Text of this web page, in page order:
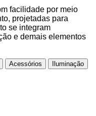
facilidade por meio
projetadas para
se integram
e demais elementos
Acessórios
Iluminação